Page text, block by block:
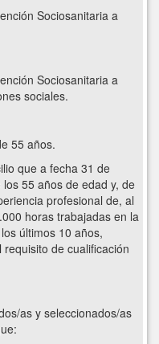
Sociosanitaria a
Sociosanitaria a
sociales.
55 años.
que a fecha 31 de
55 años de edad y, de
profesional de, al
horas trabajadas en la
últimos 10 años,
de cualificación
as y seleccionados/as